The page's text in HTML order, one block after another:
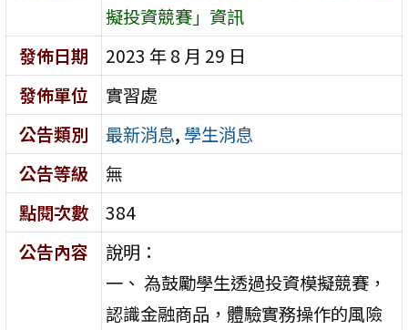
擬投資競賽」資訊
發佈日期
2023 年 8 月 29 日
發佈單位
實習處
公告類別
最新消息, 學生消息
公告等級
無
點閱次數
384
公告內容
說明：
一、 為鼓勵學生透過投資模擬競賽，
認識金融商品，體驗實務操作的風險